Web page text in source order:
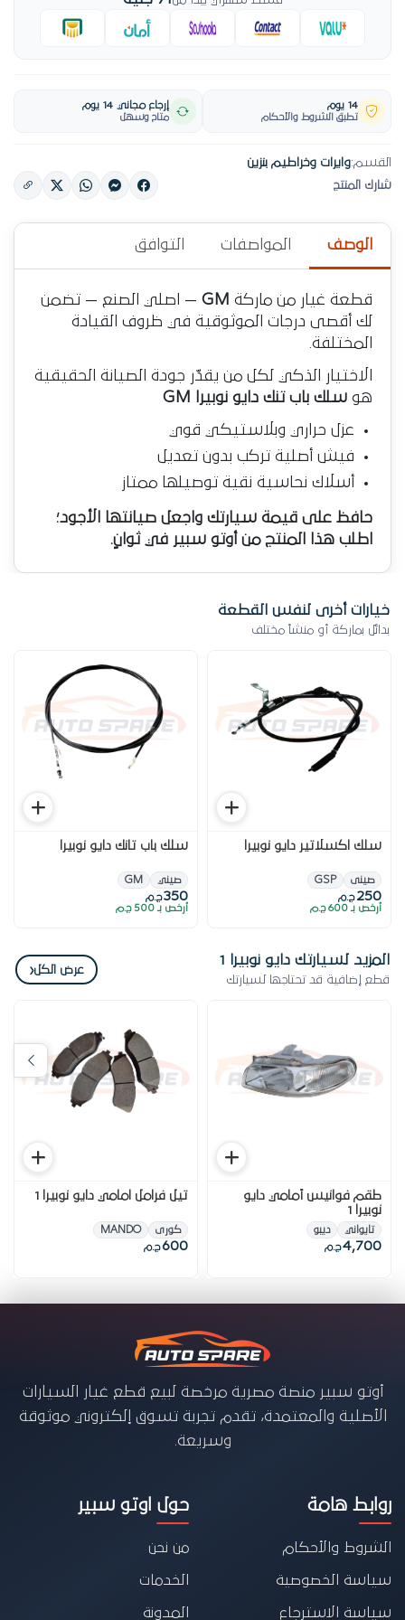
14 يوم
تطبق الشروط والأحكام
إرجاع مجاني 14 يوم
متاح وسهل
القسم:وايرات وخراطيم بنزين
شارك المنتج
الوصف المواصفات التوافق
قطعة غيار من ماركة GM — اصلي الصنع — تضمن
لك أقصى درجات الموثوقية في ظروف القيادة
المختلفة.
الاختيار الذكي لكل من يقدّر جودة الصيانة الحقيقية
هو سلك باب تنك دايو نوبيرا GM
عزل حراري وبلاستيكي قوي
فيش أصلية تركب بدون تعديل
أسلاك نحاسية نقية توصيلها ممتاز
حافظ على قيمة سيارتك واجعل صيانتها الأجود؛
اطلب هذا المنتج من أوتو سبير في ثوانٍ.
خيارات أخرى لنفس القطعة
بدائل بماركة أو منشأ مختلف
سلك اكسلاتير دايو نوبيرا
صينى GSP
250 ج.م
أرخص بـ 600 ج.م
سلك باب تانك دايو نوبيرا
صيني GM
350ج.م
أرخص بـ 500 ج.م
المزيد لسيارتك دايو نوبيرا 1
قطع إضافية قد تحتاجها لسيارتك
عرض الكل‹
طقم فوانيس أمامي دايو
نوبيرا 1
تايواني ديبو
4,700ج.م
تيل فرامل امامي دايو نوبيرا 1
كورى MANDO
600ج.م
أوتو سبير منصة مصرية مرخصة لبيع قطع غيار السيارات
الأصلية والمعتمدة، تقدم تجربة تسوق إلكتروني موثوقة
وسريعة.
روابط هامة
الشروط والأحكام
سياسة الخصوصية
سياسة الاسترجاع
حول اوتو سبير
من نحن
الخدمات
المدونة